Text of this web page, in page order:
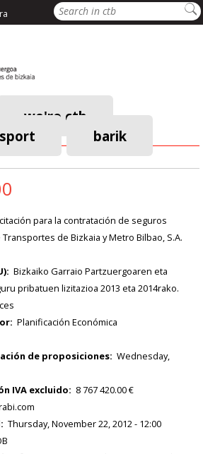
Search
we're ctb
barik
para la contratación de seguros
de Bizkaia y Metro Bilbao, S.A.
Bizkaiko Garraio Partzuergoaren eta
pribatuen lizitazioa 2013 eta 2014rako.
Planificación Económica
de proposiciones Wednesday,
IVA excluido
8 767 420.00 €
Thursday, November 22, 2012 - 12:00